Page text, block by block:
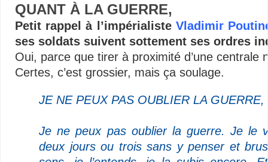
QUANT À LA GUERRE,
Petit rappel à l’impérialiste Vladimir
ses soldats suivent sottement ses ordres
Oui, parce que tirer à proximité d’une
Certes, c’est grossier, mais ça soulage.
JE NE PEUX PAS OUBLIER LA GUERRE,
Je ne peux pas oublier la guerre. Je le
deux jours ou trois sans y penser et